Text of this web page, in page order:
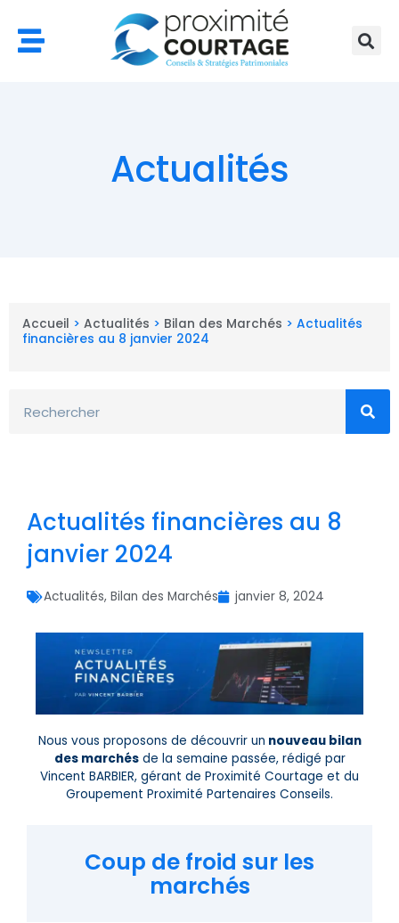
contenu
Actualités
Accueil > Actualités > Bilan des Marchés > Actualités
financières au 8 janvier 2024
Actualités financières au 8
janvier 2024
Actualités, Bilan des Marchés janvier 8, 2024
Nous vous proposons de découvrir un nouveau bilan
des marchésde la semaine passée, rédigé par
Vincent BARBIER, gérant de Proximité Courtage et du
Groupement Proximité Partenaires Conseils.
Coup de froid sur les
marchés